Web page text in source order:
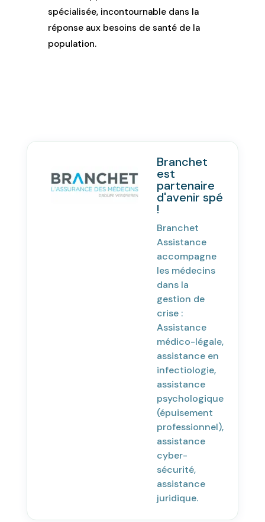
spécialisée, incontournable dans la
réponse aux besoins de santé de la
population.
Branchet
est
partenaire
d'avenir spé
!
Branchet
Assistance
accompagne
les médecins
dans la
gestion de
crise :
Assistance
médico-légale,
assistance en
infectiologie,
assistance
psychologique
(épuisement
professionnel),
assistance
cyber-
sécurité,
assistance
juridique.